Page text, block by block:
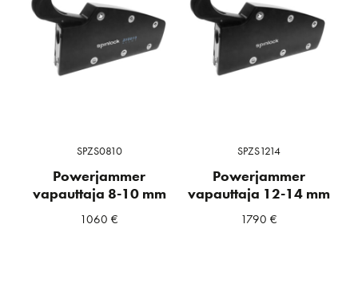
SPZS0810
Powerjammer
vapauttaja 8-10 mm
1060€
SPZS1214
Powerjammer
vapauttaja 12-14 mm
1790 €